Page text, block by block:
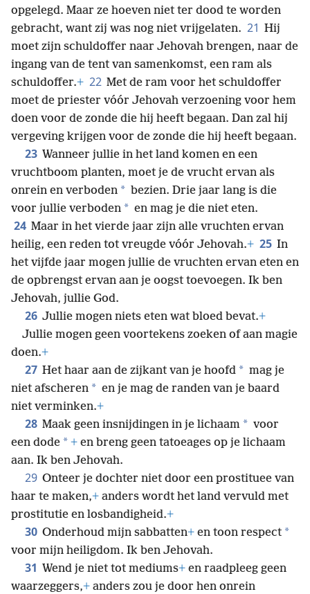
opgelegd. Maar ze hoeven niet ter dood te worden
gebracht, want zij was nog niet vrijgelaten. 21 Hij
moet zijn schuldoffer naar Jehovah brengen, naar de
ingang van de tent van samenkomst, een ram als
schuldoffer.+ 22 Met de ram voor het schuldoffer
moet de priester vóór Jehovah verzoening voor hem
doen voor de zonde die hij heeft begaan. Dan zal hij
vergeving krijgen voor de zonde die hij heeft begaan.
23 Wanneer jullie in het land komen en een
vruchtboom planten, moet je de vrucht ervan als
onrein en verboden * bezien. Drie jaar lang is die
voor jullie verboden * en mag je die niet eten.
24 Maar in het vierde jaar zijn alle vruchten ervan
heilig, een reden tot vreugde vóór Jehovah.+ 25 In
het vijfde jaar mogen jullie de vruchten ervan eten en
de opbrengst ervan aan je oogst toevoegen. Ik ben
Jehovah, jullie God.
26 Jullie mogen niets eten wat bloed bevat.+
Jullie mogen geen voortekens zoeken of aan magie
doen.+
27 Het haar aan de zijkant van je hoofd * mag je
niet afscheren * en je mag de randen van je baard
niet verminken.+
28 Maak geen insnijdingen in je lichaam * voor
een dode * + en breng geen tatoeages op je lichaam
aan. Ik ben Jehovah.
29 Onteer je dochter niet door een prostituee van
haar te maken,+ anders wordt het land vervuld met
prostitutie en losbandigheid.+
30 Onderhoud mijn sabbatten+ en toon respect *
voor mijn heiligdom. Ik ben Jehovah.
31 Wend je niet tot mediums+ en raadpleeg geen
waarzeggers,+ anders zou je door hen onrein